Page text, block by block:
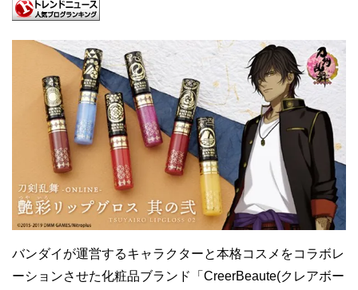
バンダイが運営するキャラクターと本格コスメをコラボレ
ーションさせた化粧品ブランド「CreerBeaute(クレアボー